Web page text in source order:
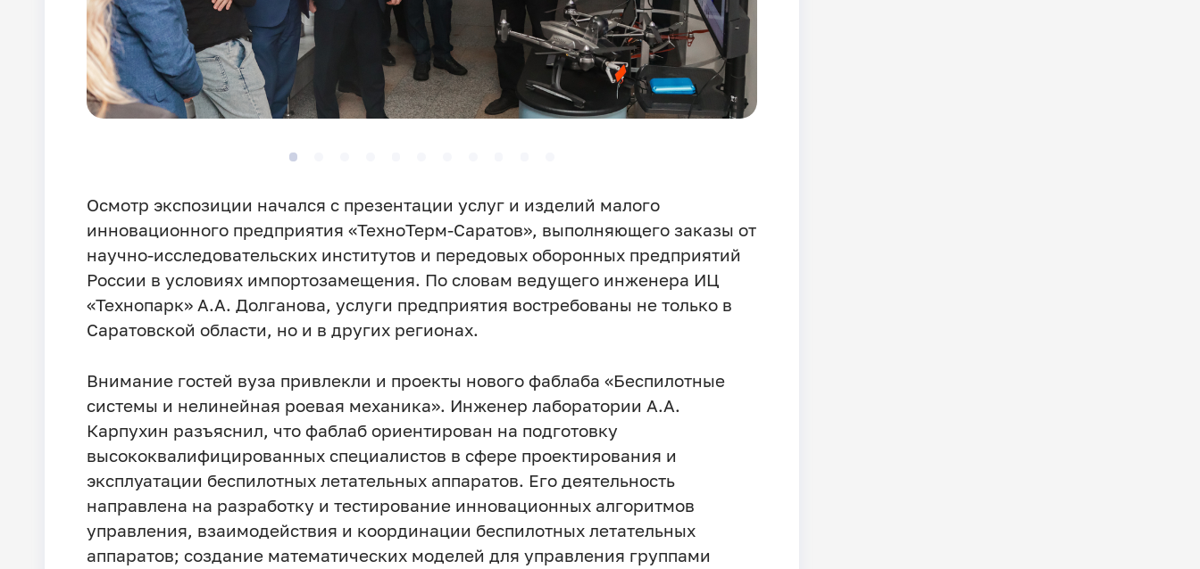
Осмотр экспозиции начался с презентации услуг и изделий малого
инновационного предприятия «ТехноТерм-Саратов», выполняющего заказы от
научно-исследовательских институтов и передовых оборонных предприятий
России в условиях импортозамещения. По словам ведущего инженера ИЦ
«Технопарк» А.А. Долганова, услуги предприятия востребованы не только в
Саратовской области, но и в других регионах.
Внимание гостей вуза привлекли и проекты нового фаблаба «Беспилотные
системы и нелинейная роевая механика». Инженер лаборатории А.А.
Карпухин разъяснил, что фаблаб ориентирован на подготовку
высококвалифицированных специалистов в сфере проектирования и
эксплуатации беспилотных летательных аппаратов. Его деятельность
направлена на разработку и тестирование инновационных алгоритмов
управления, взаимодействия и координации беспилотных летательных
аппаратов; создание математических моделей для управления группами